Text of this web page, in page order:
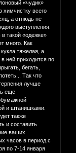
«чудик»
химчистку всего
а отнюдь не
выступления.
в такой «одежке»
много. Как
тяжелая, а
в ней приходится по
бегать,
Так что
лучше
еще
и штанишками.
также
и составить
ваших
часов в период с
по 7-14 января